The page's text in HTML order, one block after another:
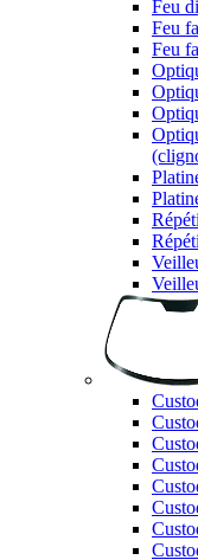
Feu
Feu
Feu